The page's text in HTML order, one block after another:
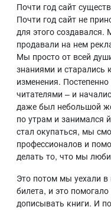
Почти год сайт
Почти год сайт не
для этого создавался.
продавали на нем
Мы просто от всей
знаниями и старались
изменения.
читателями – и
даже был небольшой
по утрам и занимался
стал окупаться, мы
профессионалов и
делать то, что мы
Это потом мы уехали в
билета, и это
дописывать книги. И